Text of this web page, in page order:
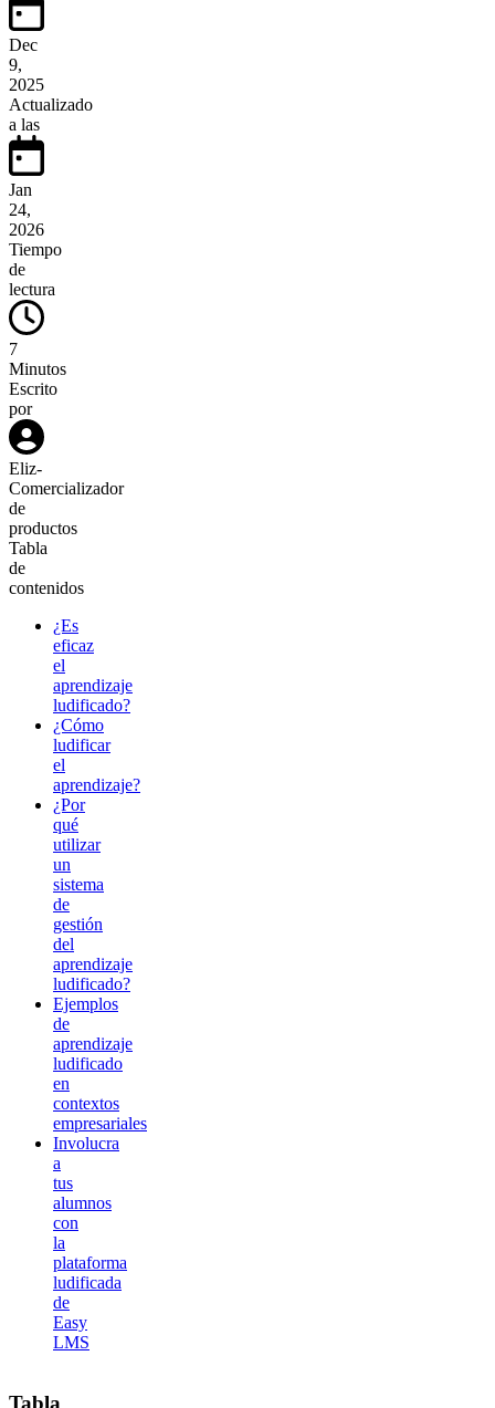
Dec
9,
2025
Actualizado
a las
Jan
24,
2026
Tiempo
de
lectura
7
Minutos
Escrito
por
Eliz-
Comercializador
de
productos
Tabla
de
contenidos
¿Es
eficaz
el
aprendizaje
ludificado?
¿Cómo
ludificar
el
aprendizaje?
¿Por
qué
utilizar
un
sistema
de
gestión
del
aprendizaje
ludificado?
Ejemplos
de
aprendizaje
ludificado
en
contextos
empresariales
Involucra
a
tus
alumnos
con
la
plataforma
ludificada
de
Easy
LMS
Tabla